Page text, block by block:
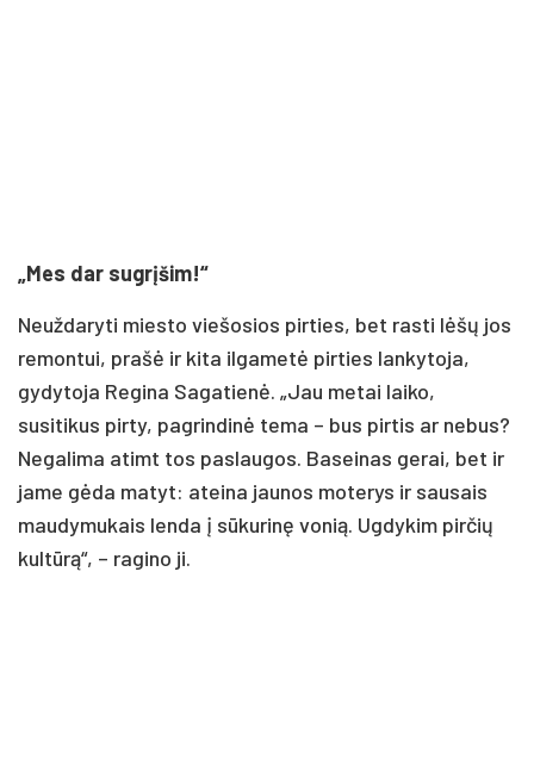
„Mes dar sugrįšim!“
Neuždaryti miesto viešosios pirties, bet rasti lėšų jos
remontui, prašė ir kita ilgametė pirties lankytoja,
gydytoja Regina Sagatienė. „Jau metai laiko,
susitikus pirty, pagrindinė tema – bus pirtis ar nebus?
Negalima atimt tos paslaugos. Baseinas gerai, bet ir
jame gėda matyt: ateina jaunos moterys ir sausais
maudymukais lenda į sūkurinę vonią. Ugdykim pirčių
kultūrą“, – ragino ji.